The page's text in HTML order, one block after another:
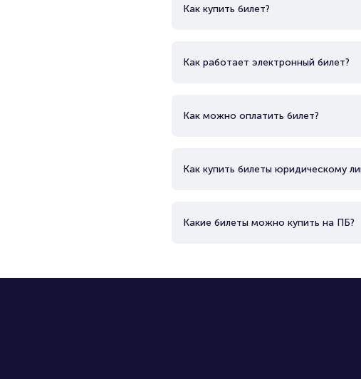
Как купить билет?
Как работает электронный билет?
Как можно оплатить билет?
Как купить билеты юридическому
Какие билеты можно купить на ПБ?